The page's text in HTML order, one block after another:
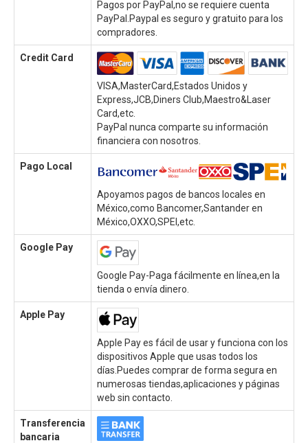
Pagos por PayPal,no se requiere cuenta
PayPal.Paypal es seguro y gratuito para los
compradores.
Credit Card
VISA,MasterCard,Estados Unidos y
Express,JCB,Diners Club,Maestro&Laser
Card,etc.
PayPal nunca comparte su información
financiera con nosotros.
Pago Local
Apoyamos pagos de bancos locales en
México,como Bancomer,Santander en
México,OXXO,SPEI,etc.
Google Pay
Google Pay-Paga fácilmente en línea,en la
tienda o envía dinero.
Apple Pay
Apple Pay es fácil de usar y funciona con los
dispositivos Apple que usas todos los
días.Puedes comprar de forma segura en
numerosas tiendas,aplicaciones y páginas
web sin contacto.
Transferencia
bancaria